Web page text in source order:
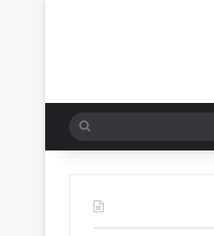
بحث
عن